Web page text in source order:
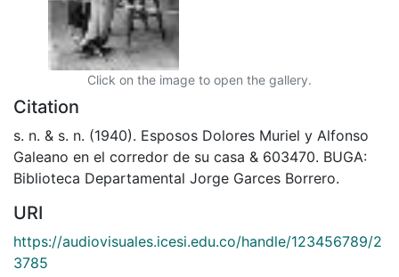
Click on the image to open the gallery.
Citation
s. n. & s. n. (1940). Esposos Dolores Muriel y Alfonso
Galeano en el corredor de su casa & 603470. BUGA:
Biblioteca Departamental Jorge Garces Borrero.
URI
https://audiovisuales.icesi.edu.co/handle/123456789/2
3785